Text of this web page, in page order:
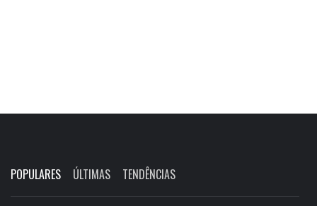
POPULARES ÚLTIMAS TENDÊNCIAS